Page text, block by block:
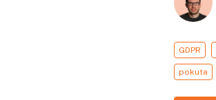
GDPR
pokuta